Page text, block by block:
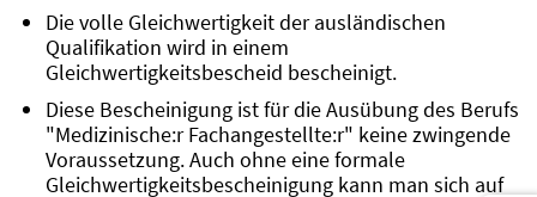
Die volle Gleichwertigkeit der ausländischen
Qualifikation wird in einem
Gleichwertigkeitsbescheid bescheinigt.
Diese Bescheinigung ist für die Ausübung des Berufs
"Medizinische:r Fachangestellte:r" keine zwingende
Voraussetzung. Auch ohne eine formale
Gleichwertigkeitsbescheinigung kann man sich auf